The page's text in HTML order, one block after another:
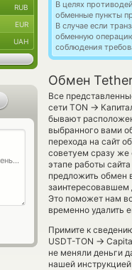
В целях
обменные пункты
В случае если
обменную
соблюдения
Обмен
Все
сети TON →
бывают
выбранного вами
перехода на сайт
советуем сразу же
этапе работы
предложить обмен
заинтересовавшем
Это поможет нам
временно удалить
Примите к
USDT-TON →
не меняли деньги
нашей инструкцией
RUB
EUR
UAH